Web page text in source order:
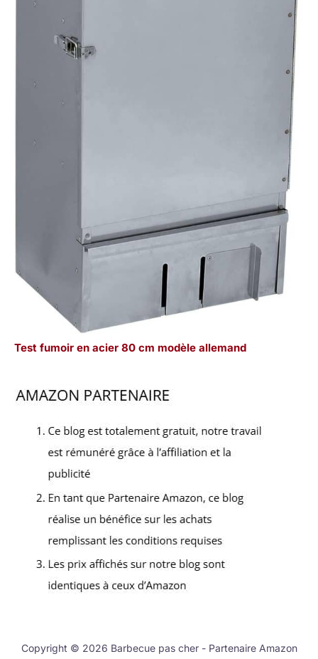
Test fumoir en acier 80 cm modèle allemand
Copyright © 2026 Barbecue pas cher - Partenaire Amazon